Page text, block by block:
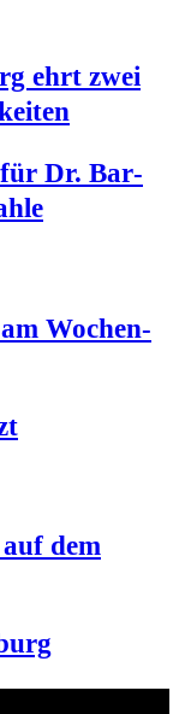
ehrt zwei
für Dr. Bar­
Wochen­
dem